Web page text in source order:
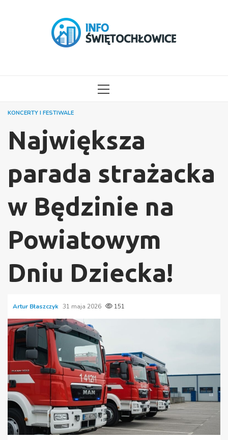
MENU
KONCERTY I FESTIWALE
Największa
parada strażacka
w Będzinie na
Powiatowym
Dniu Dziecka!
Artur Błaszczyk 31 maja 2026 151